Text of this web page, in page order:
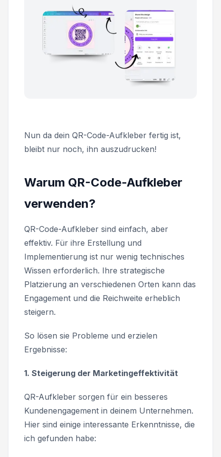
Nun da dein QR-Code-Aufkleber fertig ist,
bleibt nur noch, ihn auszudrucken!
Warum QR-Code-Aufkleber
verwenden?
QR-Code-Aufkleber sind einfach, aber
effektiv. Für ihre Erstellung und
Implementierung ist nur wenig technisches
Wissen erforderlich. Ihre strategische
Platzierung an verschiedenen Orten kann das
Engagement und die Reichweite erheblich
steigern.
So lösen sie Probleme und erzielen
Ergebnisse:
1. Steigerung der Marketingeffektivität
QR-Aufkleber sorgen für ein besseres
Kundenengagement in deinem Unternehmen.
Hier sind einige interessante Erkenntnisse, die
ich gefunden habe: